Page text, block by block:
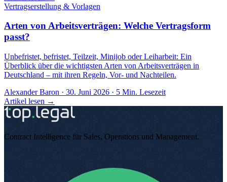
Vertragserstellung & Vorlagen
Arten von Arbeitsverträgen: Welche Vertragsform
passt?
Unbefristet, befristet, Teilzeit, Minijob oder Leiharbeit: Ein
Überblick über die wichtigsten Arten von Arbeitsverträgen in
Deutschland – mit ihren Regeln, Vor- und Nachteilen.
Alexander Baron · 30. Juni 2026 · 5 Min. Lesezeit
Artikel lesen →
Contract Intelligence für Sales, Operations und Management.